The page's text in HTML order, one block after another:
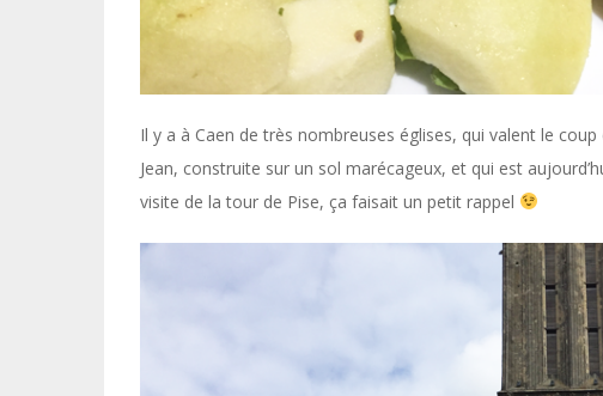
Il y a à Caen de très nombreuses églises, qui valent le
Jean, construite sur un sol marécageux, et qui est
visite de la tour de Pise, ça faisait un petit rappel